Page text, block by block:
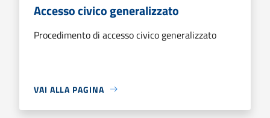
Accesso civico generalizzato
Procedimento di accesso civico generalizzato
VAI ALLA PAGINA